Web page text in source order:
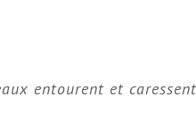
entourent et